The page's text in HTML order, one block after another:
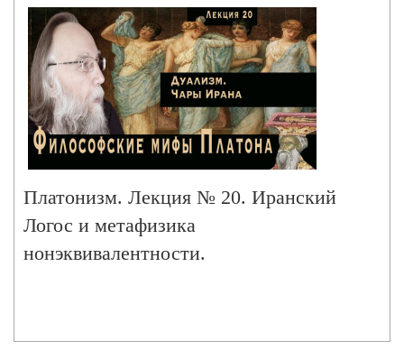
Платонизм. Лекция № 20. Иранский
Логос и метафизика
нонэквивалентности.